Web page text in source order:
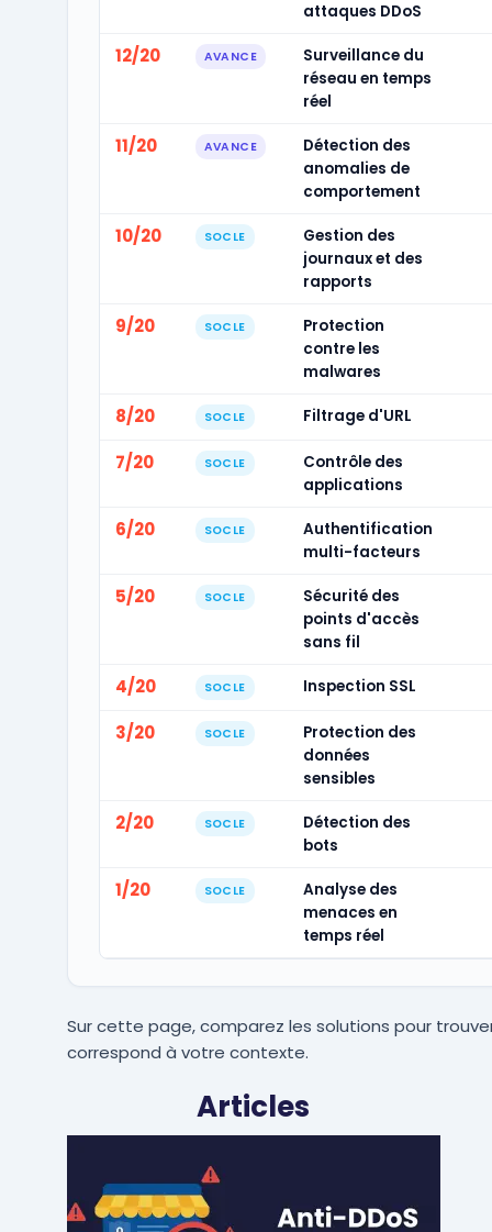
attaques DDoS
12/20 AVANCE
Surveillance du
réseau en temps
réel
11/20 AVANCE
Détection des
anomalies de
comportement
10/20 SOCLE
Gestion des
journaux et des
rapports
9/20 SOCLE
Protection
contre les
malwares
8/20 SOCLE Filtrage d'URL
7/20 SOCLE
Contrôle des
applications
6/20 SOCLE
Authentification
multi-facteurs
5/20 SOCLE
Sécurité des
points d'accès
sans fil
4/20 SOCLE Inspection SSL
3/20 SOCLE
Protection des
données
sensibles
2/20 SOCLE
Détection des
bots
1/20 SOCLE
Analyse des
menaces en
temps réel
Sur cette page, comparez les solutions pour
correspond à votre contexte.
Articles